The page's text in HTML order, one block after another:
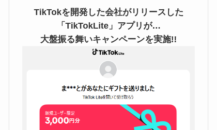
TikTokを開発した会社がリリースした
「TikTokLite」アプリが…
大盤振る舞いキャンペーンを実施!!